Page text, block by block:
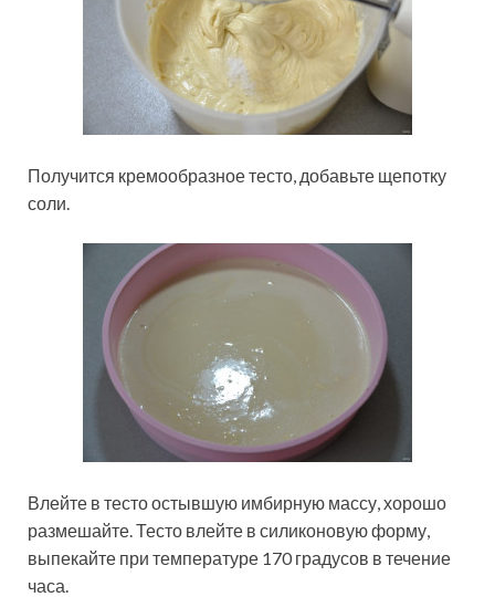
Получится кремообразное тесто, добавьте щепотку
соли.
Влейте в тесто остывшую имбирную массу, хорошо
размешайте. Тесто влейте в силиконовую форму,
выпекайте при температуре 170 градусов в течение
часа.